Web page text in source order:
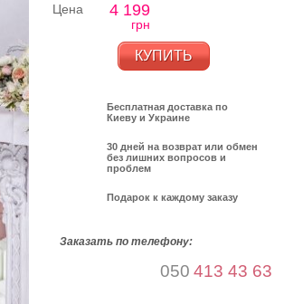
Цена 4 199
грн
КУПИТЬ
Бесплатная доставка по
Киеву и Украине
30 дней на возврат или обмен
без лишних вопросов и
проблем
Подарок к каждому заказу
Заказать по телефону:
050 413 43 63